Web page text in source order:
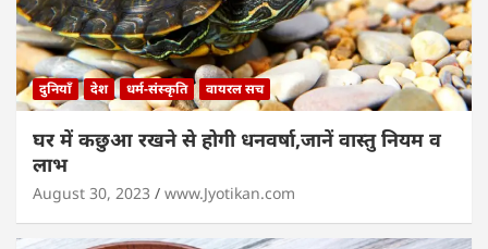
दुनियाँ देश धर्म-संस्कृति वायरल सच
घर में कछुआ रखने से होगी धनवर्षा,जानें वास्तु नियम व
लाभ
August 30, 2023 www.Jyotikan.com